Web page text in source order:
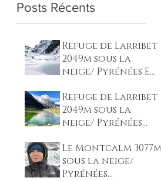
Posts Récents
Refuge de Larribet
2049m sous la
neige/ Pyrénées En
Refuge de Larribet
2049m sous la
neige/ Pyrénées
autonomie / 2
jours
Le Montcalm 3077m
sous la neige/
Pyrénées